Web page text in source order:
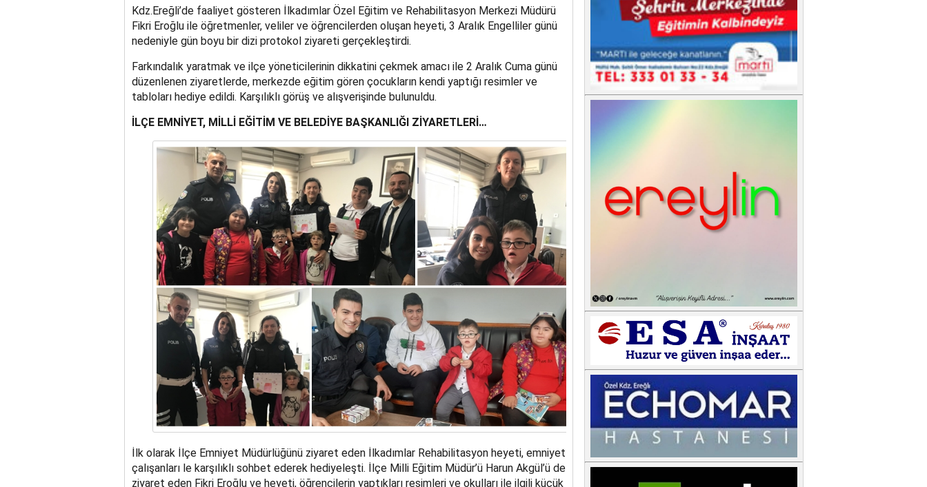
Kdz.Ereğli’de faaliyet gösteren İlkadımlar Özel Eğitim ve Rehabilitasyon Merkezi Müdürü
Fikri Eroğlu ile öğretmenler, veliler ve öğrencilerden oluşan heyeti, 3 Aralık Engelliler günü
nedeniyle gün boyu bir dizi protokol ziyareti gerçekleştirdi.
Farkındalık yaratmak ve ilçe yöneticilerinin dikkatini çekmek amacı ile 2 Aralık Cuma günü
düzenlenen ziyaretlerde, merkezde eğitim gören çocukların kendi yaptığı resimler ve
tabloları hediye edildi. Karşılıklı görüş ve alışverişinde bulunuldu.
İLÇE EMNİYET, MİLLİ EĞİTİM VE BELEDİYE BAŞKANLIĞI ZİYARETLERİ…
İlk olarak İlçe Emniyet Müdürlüğünü ziyaret eden İlkadımlar Rehabilitasyon heyeti, emniyet
çalışanları le karşılıklı sohbet ederek hediyeleşti. İlçe Milli Eğitim Müdür’ü Harun Akgül’ü de
ziyaret eden Fikri Eroğlu ve heyeti, öğrencilerin yaptıkları resimleri ve okulları ile ilgili küçük